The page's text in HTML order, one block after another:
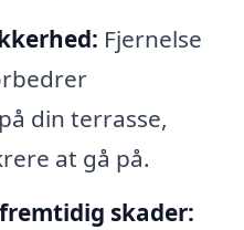
Fjernelse
din terrasse,
at gå på.
skader: